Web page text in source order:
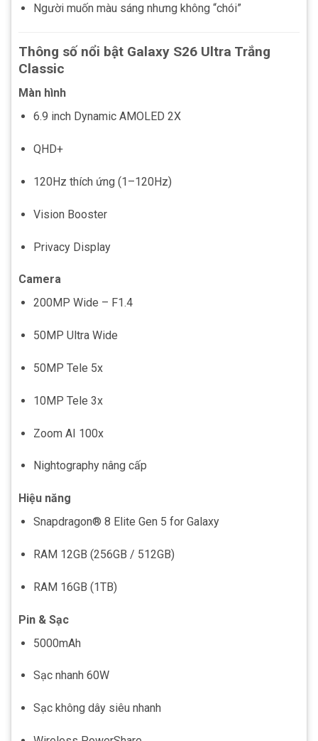
Người muốn màu sáng nhưng không “chói”
Thông số nổi bật Galaxy S26 Ultra Trắng
Classic
Màn hình
6.9 inch Dynamic AMOLED 2X
QHD+
120Hz thích ứng (1–120Hz)
Vision Booster
Privacy Display
Camera
200MP Wide – F1.4
50MP Ultra Wide
50MP Tele 5x
10MP Tele 3x
Zoom AI 100x
Nightography nâng cấp
Hiệu năng
Snapdragon® 8 Elite Gen 5 for Galaxy
RAM 12GB (256GB / 512GB)
RAM 16GB (1TB)
Pin & Sạc
5000mAh
Sạc nhanh 60W
Sạc không dây siêu nhanh